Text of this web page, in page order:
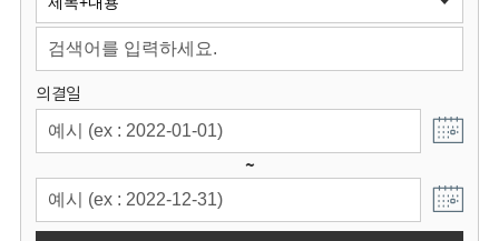
회
의결일
~